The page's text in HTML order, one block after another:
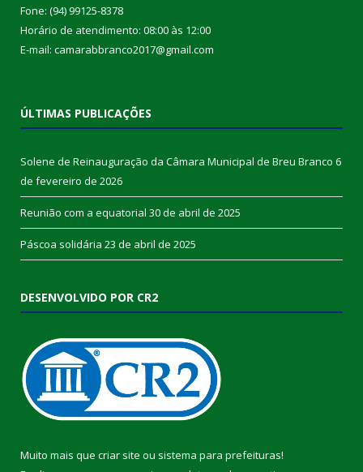
Fone: (94) 99125-8378
Horário de atendimento: 08:00 às 12:00
E-mail: camarabbranco2017@gmail.com
ÚLTIMAS PUBLICAÇÕES
Solene de Reinauguração da Câmara Municipal de Breu Branco 6
de fevereiro de 2026
Reunião com a equatorial 30 de abril de 2025
Páscoa solidária 23 de abril de 2025
DESENVOLVIDO POR CR2
Muito mais que criar site ou sistema para prefeituras!